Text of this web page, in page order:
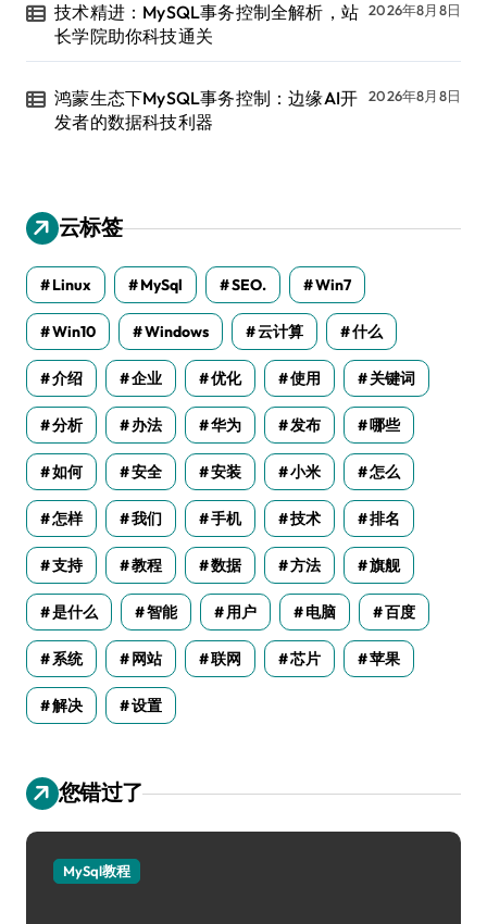
技术精进：MySQL事务控制全解析，站
长学院助你科技通关
2026年8月8日
鸿蒙生态下MySQL事务控制：边缘AI开
发者的数据科技利器
2026年8月8日
云标签
Linux MySql SEO. Win7
Win10 Windows 云计算 什么
介绍 企业 优化 使用 关键词
分析 办法 华为 发布 哪些
如何 安全 安装 小米 怎么
怎样 我们 手机 技术 排名
支持 教程 数据 方法 旗舰
是什么 智能 用户 电脑 百度
系统 网站 联网 芯片 苹果
解决 设置
您错过了
MySql教程